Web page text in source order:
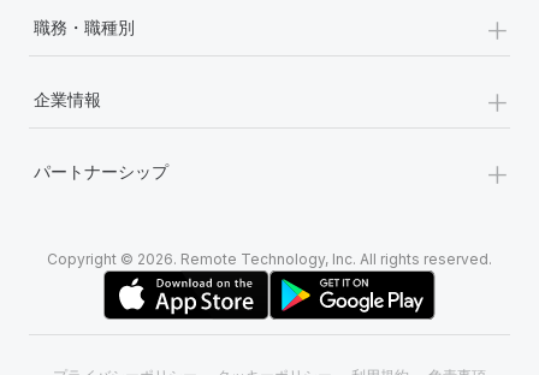
職務・職種別 +
企業情報 +
パートナーシップ +
Copyright © 2026. Remote Technology, Inc. All rights reserved.